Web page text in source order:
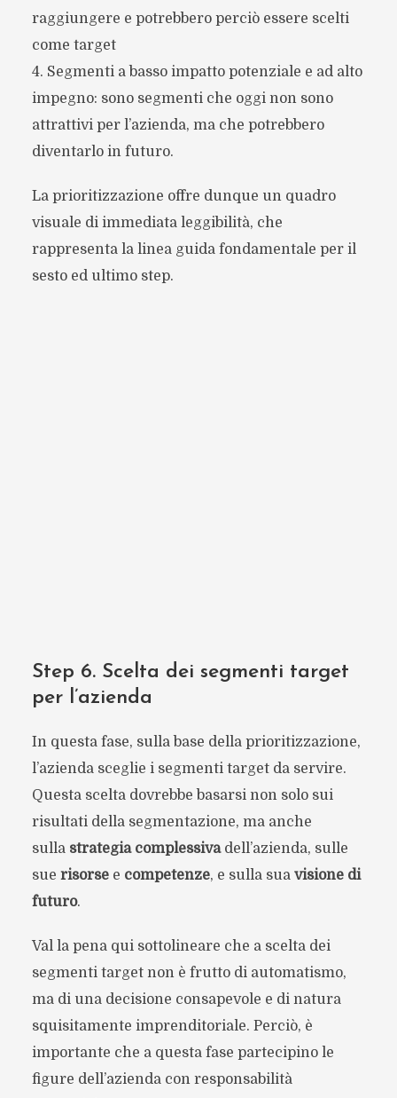
raggiungere e potrebbero perciò essere scelti
come target
4. Segmenti a basso impatto potenziale e ad alto
impegno: sono segmenti che oggi non sono
attrattivi per l’azienda, ma che potrebbero
diventarlo in futuro.
La prioritizzazione offre dunque un quadro
visuale di immediata leggibilità, che
rappresenta la linea guida fondamentale per il
sesto ed ultimo step.
Step 6. Scelta dei segmenti target
per l’azienda
In questa fase, sulla base della prioritizzazione,
l’azienda sceglie i segmenti target da servire.
Questa scelta dovrebbe basarsi non solo sui
risultati della segmentazione, ma anche
sulla strategia complessivadell’azienda, sulle
sue risorsee competenze, e sulla sua visione di
futuro.
Val la pena qui sottolineare che a scelta dei
segmenti target non è frutto di automatismo,
ma di una decisione consapevole e di natura
squisitamente imprenditoriale. Perciò, è
importante che a questa fase partecipino le
figure dell’azienda con responsabilità